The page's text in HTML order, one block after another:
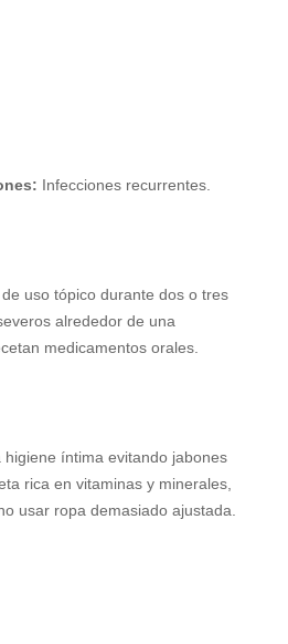
Infecciones recurrentes.
uso tópico durante dos o tres
alrededor de una
medicamentos orales.
higiene íntima evitando jabones
rica en vitaminas y minerales,
usar ropa demasiado ajustada.